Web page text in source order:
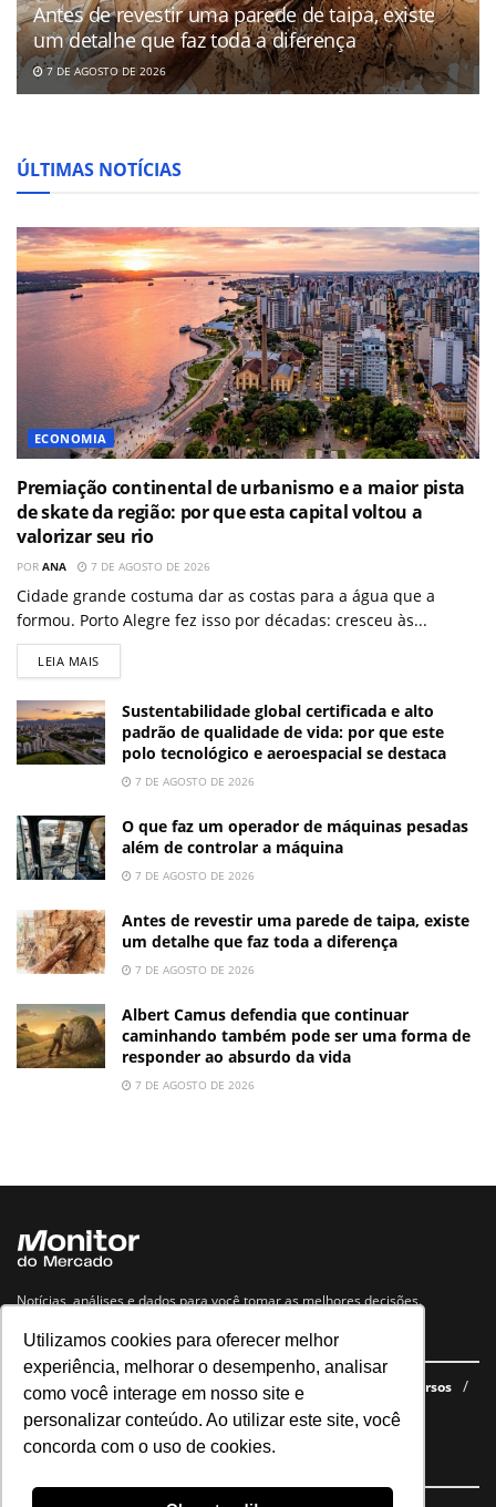
Utilizamos cookies para oferecer melhor
experiência, melhorar o desempenho, analisar
como você interage em nosso site e
personalizar conteúdo. Ao utilizar este site, você
concorda com o uso de cookies.
Antes de revestir uma parede de taipa, existe
um detalhe que faz toda a diferença
7 DE AGOSTO DE 2026
ÚLTIMAS NOTÍCIAS
ECONOMIA
Premiação continental de urbanismo e a maior pista
de skate da região: por que esta capital voltou a
valorizar seu rio
POR ANA 7 DE AGOSTO DE 2026
Cidade grande costuma dar as costas para a água que a
formou. Porto Alegre fez isso por décadas: cresceu às...
LEIA MAIS
Sustentabilidade global certificada e alto
padrão de qualidade de vida: por que este
polo tecnológico e aeroespacial se destaca
7 DE AGOSTO DE 2026
O que faz um operador de máquinas pesadas
além de controlar a máquina
7 DE AGOSTO DE 2026
Antes de revestir uma parede de taipa, existe
um detalhe que faz toda a diferença
7 DE AGOSTO DE 2026
Albert Camus defendia que continuar
caminhando também pode ser uma forma de
responder ao absurdo da vida
7 DE AGOSTO DE 2026
Notícias, análises e dados para você tomar as melhores decisões.
Navegue no site
Últimas notícias Quem somos E-books gratuitos
Cursos
Política de privacidade